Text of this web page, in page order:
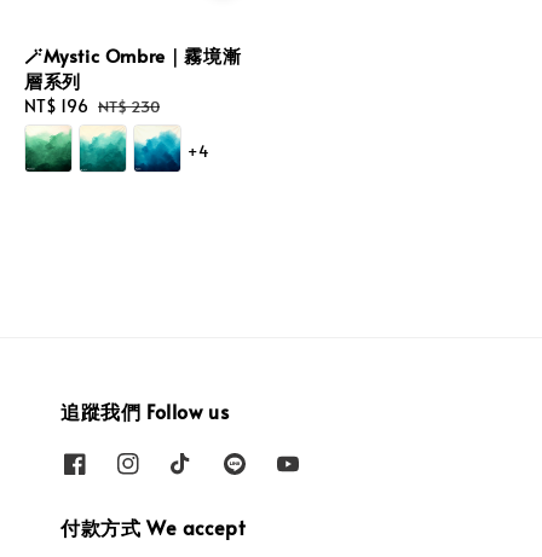
🪄Mystic Ombre｜霧境漸
層系列
Sale
price
NT$ 196 Regular
price
NT$ 230
+4
追蹤我們 Follow us
付款方式 We accept